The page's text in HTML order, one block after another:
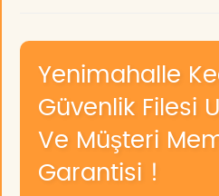
Yenimahalle
Güvenlik Filesi
Ve Müşteri
Garantisi !